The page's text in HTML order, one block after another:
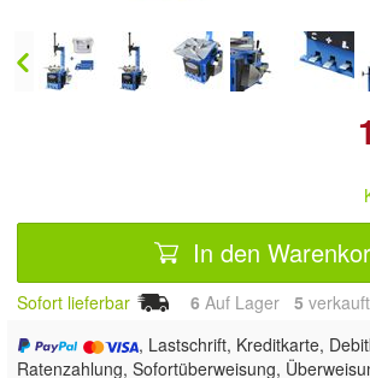
In den
Sofort lieferbar 6 Auf Lager 5 verkauft
, Lastschrift, Kreditkarte,
Ratenzahlung, Sofortüberweisung,